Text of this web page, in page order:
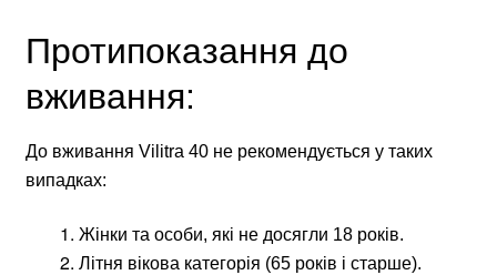
Протипоказання до
вживання:
До вживання Vilitra 40 не рекомендується у таких
випадках:
Жінки та особи, які не досягли 18 років.
Літня вікова категорія (65 років і старше).